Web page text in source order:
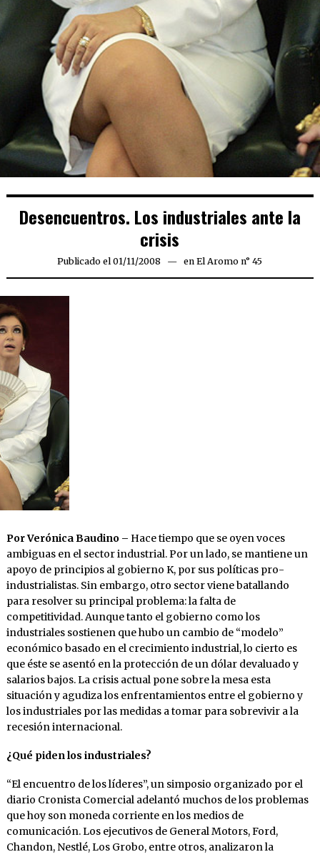
Desencuentros. Los industriales ante la
crisis
Publicado el 01/11/2008 25/03/2020
en El Aromo n° 45
Por Verónica Baudino – Hace tiempo que se oyen voces
ambiguas en el sector industrial. Por un lado, se mantiene un
apoyo de principios al gobierno K, por sus políticas pro-
industrialistas. Sin embargo, otro sector viene batallando
para resolver su principal problema: la falta de
competitividad. Aunque tanto el gobierno como los
industriales sostienen que hubo un cambio de “modelo”
económico basado en el crecimiento industrial, lo cierto es
que éste se asentó en la protección de un dólar devaluado y
salarios bajos. La crisis actual pone sobre la mesa esta
situación y agudiza los enfrentamientos entre el gobierno y
los industriales por las medidas a tomar para sobrevivir a la
recesión internacional.
¿Qué piden los industriales?
“El encuentro de los líderes”, un simposio organizado por el
diario Cronista Comercial adelantó muchos de los problemas
que hoy son moneda corriente en los medios de
comunicación. Los ejecutivos de General Motors, Ford,
Chandon, Nestlé, Los Grobo, entre otros, analizaron la